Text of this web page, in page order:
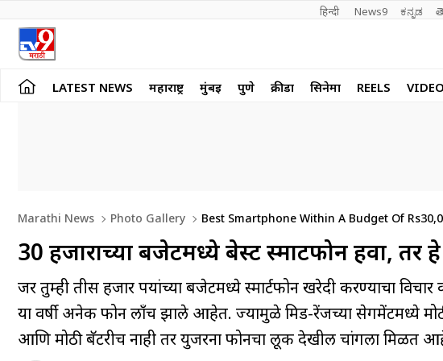
हिन्दी News9 ಕನ್ನಡ
LATEST NEWS महाराष्ट्र मुंबई पुणे क्रीडा सिनेमा REELS
Marathi News Photo Gallery Best Smartphone Within A Budget Of
30 हजाराच्या बजेटमध्ये बेस्ट स्मार्टफोन हवा, तर हे
जर तुम्ही तीस हजार रुपयांच्या बजेटमध्ये स्मार्टफोन खरेदी करण्याचा
या वर्षी अनेक फोन लाँच झाले आहेत. ज्यामुळे मिड-रेंजच्या सेगमेंटमध्ये
आणि मोठी बॅटरीच नाही तर युजरना फोनचा लूक देखील चांगला मिळत